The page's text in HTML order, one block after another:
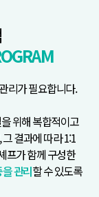
리가 필요합니다.
위해복합적이고
그 결과에 따라 1:1
프가 함께 구성한
관리할 수 있도록